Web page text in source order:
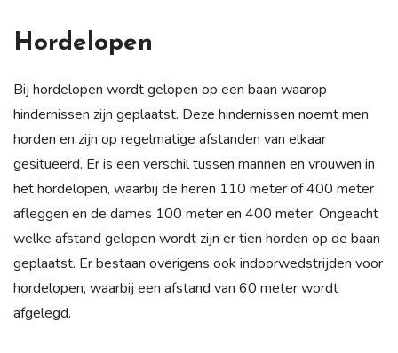
Hordelopen
Bij hordelopen wordt gelopen op een baan waarop
hindernissen zijn geplaatst. Deze hindernissen noemt men
horden en zijn op regelmatige afstanden van elkaar
gesitueerd. Er is een verschil tussen mannen en vrouwen in
het hordelopen, waarbij de heren 110 meter of 400 meter
afleggen en de dames 100 meter en 400 meter. Ongeacht
welke afstand gelopen wordt zijn er tien horden op de baan
geplaatst. Er bestaan overigens ook indoorwedstrijden voor
hordelopen, waarbij een afstand van 60 meter wordt
afgelegd.